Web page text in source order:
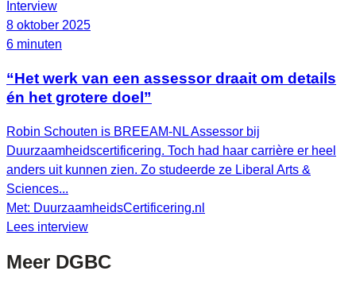
Interview
8 oktober 2025
6 minuten
“Het werk van een assessor draait om details
én het grotere doel”
Robin Schouten is BREEAM-NL Assessor bij
Duurzaamheidscertificering. Toch had haar carrière er heel
anders uit kunnen zien. Zo studeerde ze Liberal Arts &
Sciences...
Met: DuurzaamheidsCertificering.nl
Lees interview
Meer DGBC